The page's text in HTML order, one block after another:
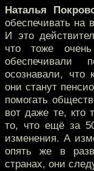
Наталья
обеспечивать на
И это
что тоже
обеспечивали
осознавали, что
они станут
помогать
вот даже те, кто
то, что ещё за
изменения. А
опять же в
странах, они